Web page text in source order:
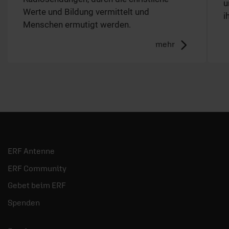
Werte und Bildung vermittelt und
Menschen ermutigt werden.
mehr
ERF Antenne
ERF Community
Gebet beim ERF
Spenden